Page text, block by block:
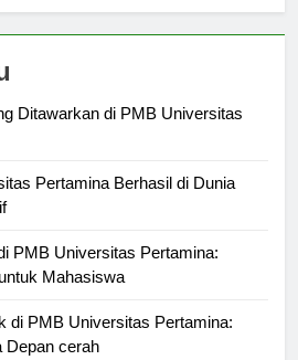
Ditawarkan di PMB Universitas
Pertamina Berhasil di Dunia
PMB Universitas Pertamina:
di PMB Universitas Pertamina: